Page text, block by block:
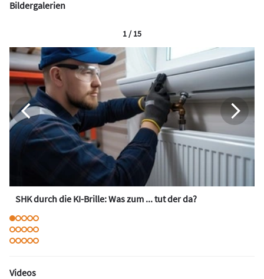
Bildergalerien
SHK durch die KI-Brille: Was zum ... tut der da?
1 / 15
Videos